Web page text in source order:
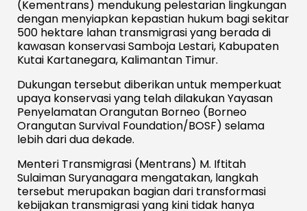
(Kementrans) mendukung pelestarian lingkungan
dengan menyiapkan kepastian hukum bagi sekitar
500 hektare lahan transmigrasi yang berada di
kawasan konservasi Samboja Lestari, Kabupaten
Kutai Kartanegara, Kalimantan Timur.
Dukungan tersebut diberikan untuk memperkuat
upaya konservasi yang telah dilakukan Yayasan
Penyelamatan Orangutan Borneo (Borneo
Orangutan Survival Foundation/BOSF) selama
lebih dari dua dekade.
Menteri Transmigrasi (Mentrans) M. Iftitah
Sulaiman Suryanagara mengatakan, langkah
tersebut merupakan bagian dari transformasi
kebijakan transmigrasi yang kini tidak hanya